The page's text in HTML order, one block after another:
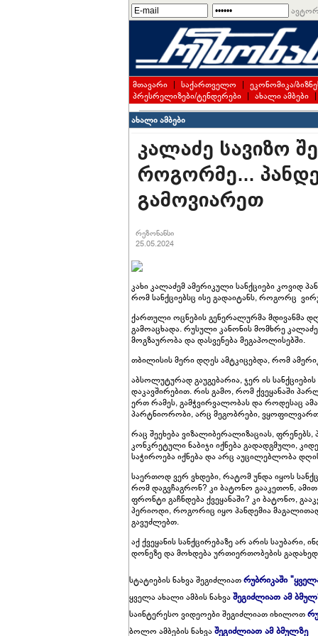
მთავარი | საქართველო | ეკონომიკა/
პრესრელიზები/ტენდერები | ახალი ამბები |
ახალი ამბები
კალაძე სავიზო
როგორმე...
გამოვიარეთ
რეზონანსი
25.05.2024
კახი კალაძემ ამერიკული სანქციები კოვიდ
რომ სანქციებსც ისე გადაიტანს, როგორც
ქართული ოცნების გენერალურმა მდივანმა
გამოაცხადა. რუსული კანონის მომხრე
მოგზაურობა და დასვენება მეგაპოლისებში.
თბილისის მერი დღეს ამტკიცებდა, რომ
აბსოლუტურად გაუგებარია, ჯერ ის
დაკავშირებით. რის გამო, რომ ქვეყანაში
ერთ რამეს, გამჭვირვალობას და როდესაც
პარტნიორობი, არც მეგობრები, ვყოფილვართ
რაც შეეხება ვიზალიბერალიზაციას,
კონკრეტული ნაბიჯი იქნება გადადგმული,
საჭიროება იქნება და არც აუცილებლობა
საერთოდ ვერ ვხდები, რატომ უნდა იყოს
რომ დაგვჩაგრონ? კი ბატონო გააკეთონ, ამით
ფრონტი გაჩნდება ქვეყანაში? კი ბატონო,
პერიოდი, როგორიც იყო პანდემია
გავუძლებთ.
აქ ქვეყანის სანქცირებაზე არ არის საუბარი,
დონეზე და მოხდება ურთიერთობების
სტატიების ნახვა შეგიძლიათრუბრიკაში
ყველა ახალი ამბის ნახვაშეგიძლიათ ამ
საინტერესო ვიდეოები შეგიძლიათ იხილოთ
ბოლო ამბების ნახვაშეგიძლიათ ამ ბმულზე